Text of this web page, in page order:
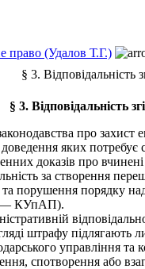
право (Удалов Т.Г.)
§ 3.
§ 3. Відповідальність
про захист
яких
доказів про
за створення
порушення порядку
— КУпАП).
штрафу
управління
спотворення або